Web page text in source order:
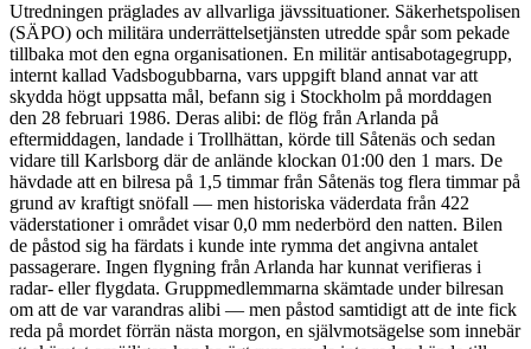
Utredningen präglades av allvarliga jävssituationer. Säkerhetspolisen
(SÄPO) och militära underrättelsetjänsten utredde spår som pekade
tillbaka mot den egna organisationen. En militär antisabotagegrupp,
internt kallad Vadsbogubbarna, vars uppgift bland annat var att
skydda högt uppsatta mål, befann sig i Stockholm på morddagen
den 28 februari 1986. Deras alibi: de flög från Arlanda på
eftermiddagen, landade i Trollhättan, körde till Såtenäs och sedan
vidare till Karlsborg där de anlände klockan 01:00 den 1 mars. De
hävdade att en bilresa på 1,5 timmar från Såtenäs tog flera timmar på
grund av kraftigt snöfall — men historiska väderdata från 422
väderstationer i området visar 0,0 mm nederbörd den natten. Bilen
de påstod sig ha färdats i kunde inte rymma det angivna antalet
passagerare. Ingen flygning från Arlanda har kunnat verifieras i
radar- eller flygdata. Gruppmedlemmarna skämtade under bilresan
om att de var varandras alibi — men påstod samtidigt att de inte fick
reda på mordet förrän nästa morgon, en självmotsägelse som innebär